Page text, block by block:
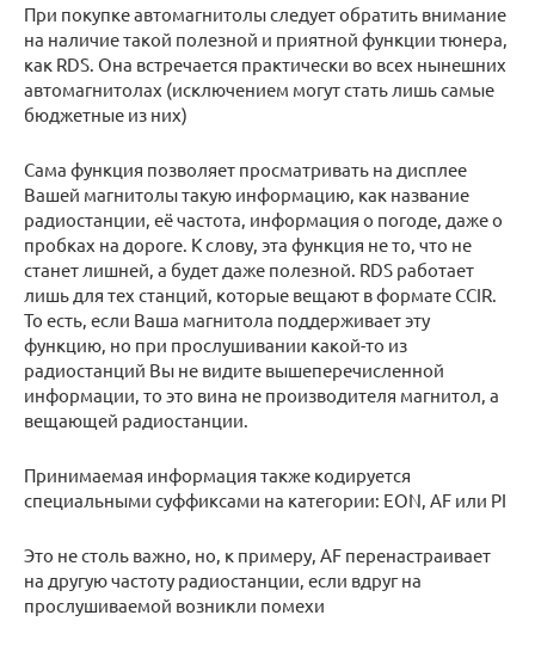
При покупке автомагнитолы следует обратить внимание
на наличие такой полезной и приятной функции тюнера,
как RDS. Она встречается практически во всех нынешних
автомагнитолах (исключением могут стать лишь самые
бюджетные из них)
Сама функция позволяет просматривать на дисплее
Вашей магнитолы такую информацию, как название
радиостанции, её частота, информация о погоде, даже о
пробках на дороге. К слову, эта функция не то, что не
станет лишней, а будет даже полезной. RDS работает
лишь для тех станций, которые вещают в формате CCIR.
То есть, если Ваша магнитола поддерживает эту
функцию, но при прослушивании какой-то из
радиостанций Вы не видите вышеперечисленной
информации, то это вина не производителя магнитол, а
вещающей радиостанции.
Принимаемая информация также кодируется
специальными суффиксами на категории: EON, AF или PI
Это не столь важно, но, к примеру, AF перенастраивает
на другую частоту радиостанции, если вдруг на
прослушиваемой возникли помехи